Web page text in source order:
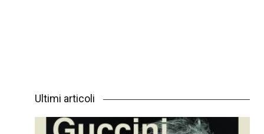
Ultimi articoli